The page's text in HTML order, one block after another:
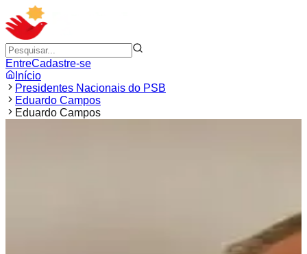
EntreCadastre-se
Início
Presidentes Nacionais do PSB
Eduardo Campos
Eduardo Campos